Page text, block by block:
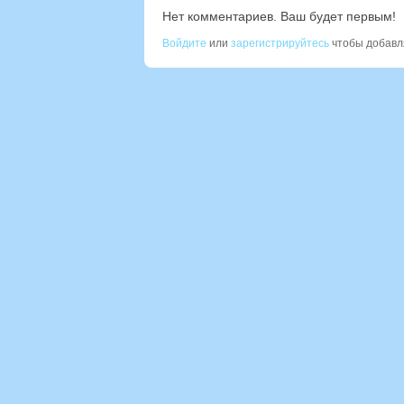
Нет комментариев. Ваш будет первым!
Войдите или зарегистрируйтесь чтобы